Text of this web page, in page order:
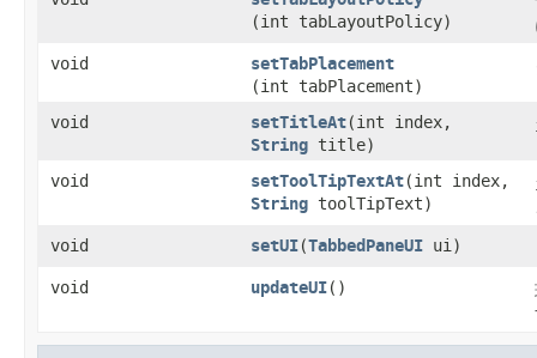
(int tabLayoutPolicy)
void setTabPlacement
(int tabPlacement)
void setTitleAt​(int index,
String title)
void setToolTipTextAt​(int index,
String toolTipText)
void setUI​(TabbedPaneUI ui)
void updateUI()